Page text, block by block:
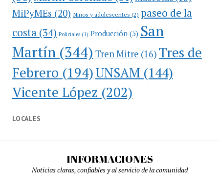
MiPyMEs (20) Niños y adolescentes (2) paseo de la
costa(34) Policiales(1) Producción(5) San
Martín(344) Tren Mitre (16) Tres de
Febrero (194)UNSAM (144)
Vicente López (202)
LOCALES
INFORMACIONES
Noticias claras, confiables y al servicio de la comunidad